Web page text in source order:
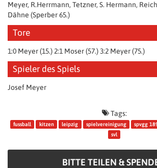
Meyer, R.Herrmann, Tetzner, S. Hermann,
Dähne (Sperber 65.)
Tore
1:0 Meyer (15.) 2:1 Moser (57.) 3:2 Meyer (75.)
Spieler des Spiels
Josef Meyer
Tags:
fussball kitzen leipzig spielvereinigung spvgg
svl
BITTE TEILEN &